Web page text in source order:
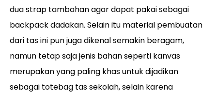
dua strap tambahan agar dapat pakai sebagai
backpack dadakan. Selain itu material pembuatan
dari tas ini pun juga dikenal semakin beragam,
namun tetap saja jenis bahan seperti kanvas
merupakan yang paling khas untuk dijadikan
sebagai totebag tas sekolah, selain karena